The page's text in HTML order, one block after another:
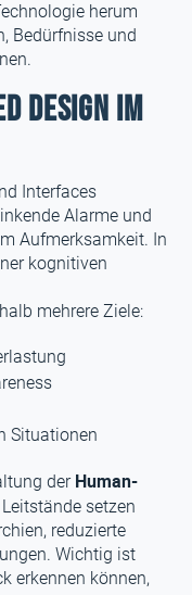
herum
Bedürfnisse und
Design im
Interfaces
Alarme und
Aufmerksamkeit. In
kognitiven
mehrere Ziele:
Situationen
der Human-
setzen
reduzierte
Wichtig ist
erkennen können,